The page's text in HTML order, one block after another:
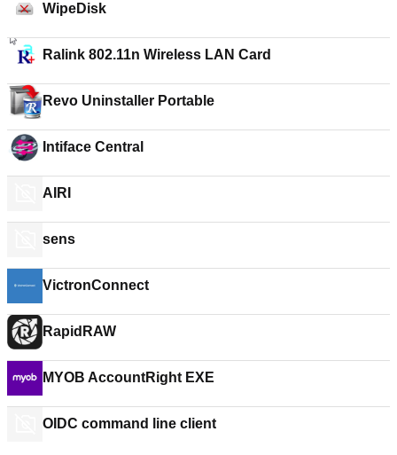
WipeDisk
Ralink 802.11n Wireless LAN Card
Revo Uninstaller Portable
Intiface Central
AIRI
sens
VictronConnect
RapidRAW
MYOB AccountRight EXE
OIDC command line client